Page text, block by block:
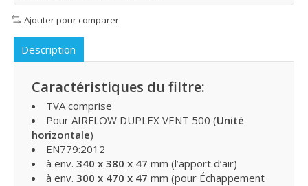
Ajouter pour comparer
Description
Caractéristiques du filtre:
TVA comprise
Pour AIRFLOW DUPLEX VENT 500 (Unité
horizontale)
EN779:2012
à env. 340 x 380 x 47 mm (l’apport d’air)
à env. 300 x 470 x 47 mm (pour Échappement